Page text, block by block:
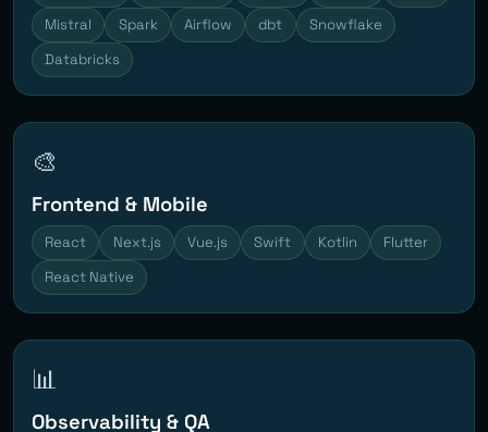
Mistral
Spark Airflow dbt
Snowflake
Databricks
🎨
Frontend & Mobile
React Next.js Vue.js Swift Kotlin
Flutter
React Native
📊
Observability & QA